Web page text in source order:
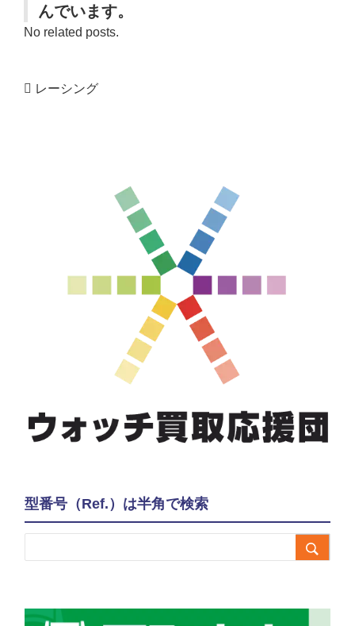
んでいます。
No related posts.
レーシング
型番号（Ref.）は半角で検索
